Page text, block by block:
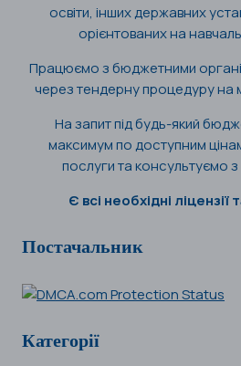
освіти, інших державних
орієнтованих на
Працюємо з бюджетними
через тендерну процедуру на
На запит під будь-який
максимум по доступним
послуги та консультуємо з
Є всі необхідні
Постачальник
Категорії